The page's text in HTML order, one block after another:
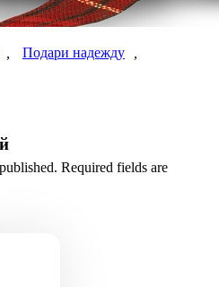
, Подари надежду
,
Required fields are